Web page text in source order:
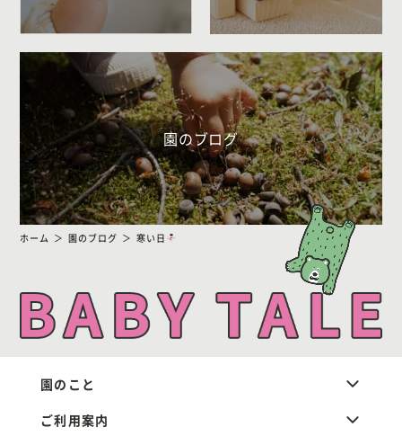
園のブログ
ホーム 園のブログ 寒い日
園のこと
ご利用案内